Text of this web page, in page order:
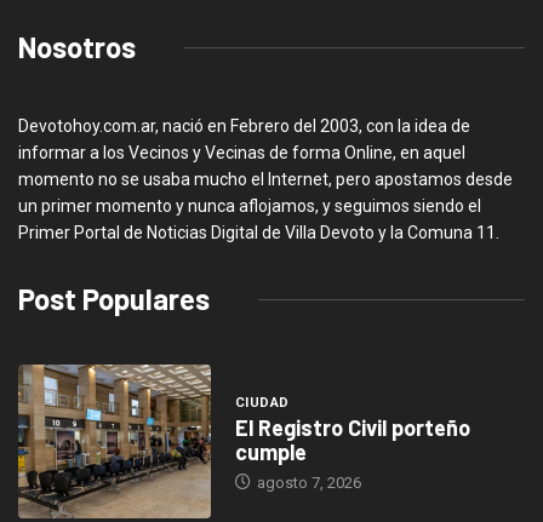
Nosotros
Devotohoy.com.ar, nació en Febrero del 2003, con la idea de
informar a los Vecinos y Vecinas de forma Online, en aquel
momento no se usaba mucho el Internet, pero apostamos desde
un primer momento y nunca aflojamos, y seguimos siendo el
Primer Portal de Noticias Digital de Villa Devoto y la Comuna 11.
Post Populares
CIUDAD
El Registro Civil porteño
cumple
agosto 7, 2026